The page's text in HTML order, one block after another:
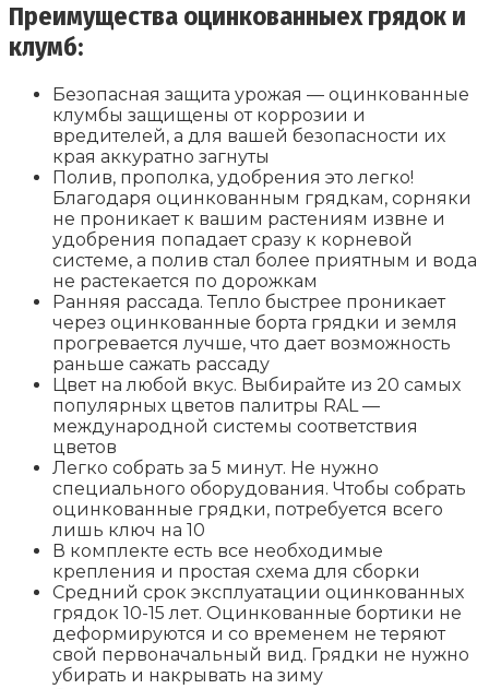
Преимущества оцинкованныех грядок и
клумб:
Безопасная защита урожая — оцинкованные
клумбы защищены от коррозии и
вредителей, а для вашей безопасности их
края аккуратно загнуты
Полив, прополка, удобрения это легко!
Благодаря оцинкованным грядкам, сорняки
не проникает к вашим растениям извне и
удобрения попадает сразу к корневой
системе, а полив стал более приятным и вода
не растекается по дорожкам
Ранняя рассада. Тепло быстрее проникает
через оцинкованные борта грядки и земля
прогревается лучше, что дает возможность
раньше сажать рассаду
Цвет на любой вкус. Выбирайте из 20 самых
популярных цветов палитры RAL —
международной системы соответствия
цветов
Легко собрать за 5 минут. Не нужно
специального оборудования. Чтобы собрать
оцинкованные грядки, потребуется всего
лишь ключ на 10
В комплекте есть все необходимые
крепления и простая схема для сборки
Средний срок эксплуатации оцинкованных
грядок 10-15 лет. Оцинкованные бортики не
деформируются и со временем не теряют
свой первоначальный вид. Грядки не нужно
убирать и накрывать на зиму